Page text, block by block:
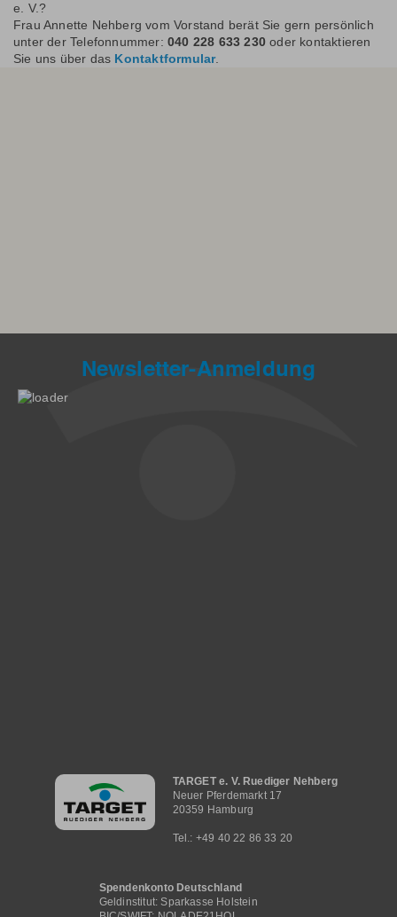
e. V.?
Frau Annette Nehberg vom Vorstand berät Sie gern persönlich
unter der Telefonnummer: 040 228 633 230oder kontaktieren
Sie uns über das Kontaktformular.
Newsletter-Anmeldung
Hauptnavigation
TARGET e. V. Ruediger Nehberg
Neuer Pferdemarkt 17
20359 Hamburg
Tel.: +49 40 22 86 33 20
Spendenkonto Deutschland
Geldinstitut: Sparkasse Holstein